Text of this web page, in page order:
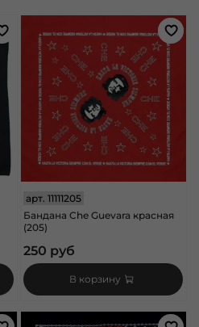
арт.11111205
Бандана Che Guevara красная
(205)
250 руб
В корзину